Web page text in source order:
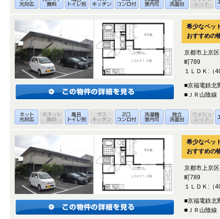
希少なペッ
おすすめの
京都市上京
町789
１ＬＤＫ:（
■京福電鉄北
■ＪＲ山陰線
希少なペッ
おすすめの
京都市上京
町789
１ＬＤＫ:（
■京福電鉄北
■ＪＲ山陰線